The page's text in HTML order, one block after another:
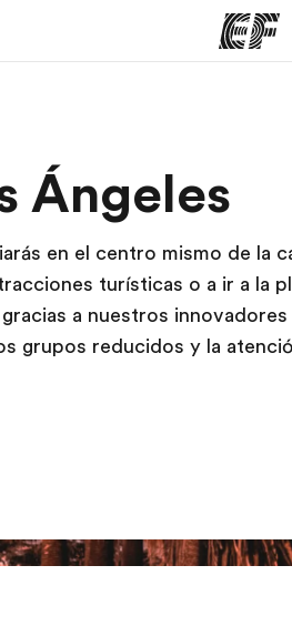
hacemos Encuentra una
Ángeles
en el centro mismo de la
turísticas o a ir a la
a nuestros
grupos reducidos y la